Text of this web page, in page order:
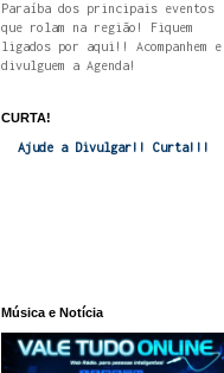
Paraíba dos principais eventos
que rolam na região! Fiquem
ligados por aqui!! Acompanhem e
divulguem a Agenda!
CURTA!
Ajude a Divulgar!! Curta!!!
Música e Notícia